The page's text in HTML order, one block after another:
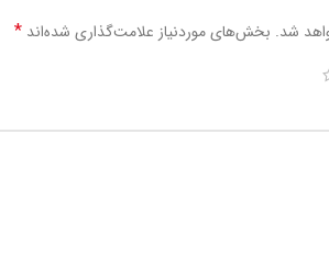
شد. بخش‌های موردنیاز علامت‌گذاری شده‌اند *